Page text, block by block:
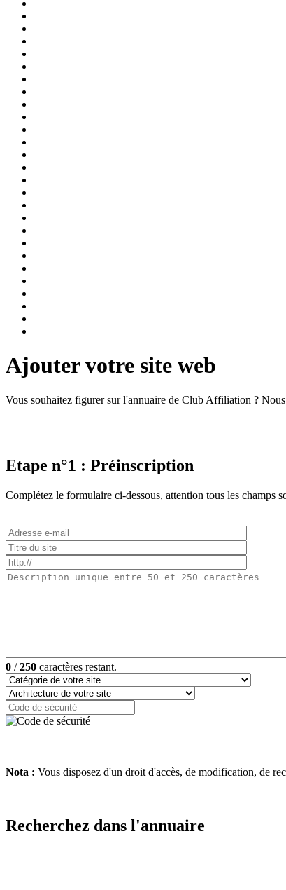
Ajouter votre site web
Vous souhaitez figurer sur l'annuaire de Club Affiliation ?
Etape n°1 : Préinscription
Complétez le formulaire ci-dessous, attention tous les champs
0 /250 caractères restant.
Nota : Vous disposez d'un droit d'accès, de modification, de
Recherchez dans l'annuaire